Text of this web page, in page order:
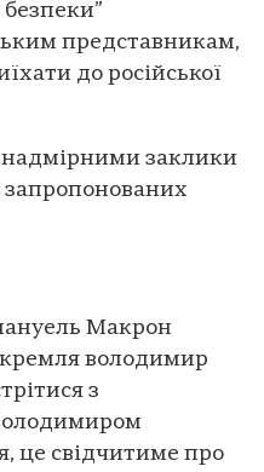
безпеки”
представникам,
до російської
заклики
запропонованих
Макрон
володимир
з
це свідчитиме про